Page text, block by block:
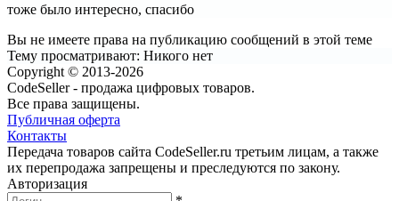
тоже было интересно, спасибо
Вы не имеете права на публикацию сообщений в этой теме
Тему просматривают: Никого нет
Copyright © 2013-2026
CodeSeller - продажа цифровых товаров.
Все права защищены.
Публичная оферта
Контакты
Передача товаров сайта CodeSeller.ru третьим лицам, а также
их перепродажа запрещены и преследуются по закону.
Авторизация